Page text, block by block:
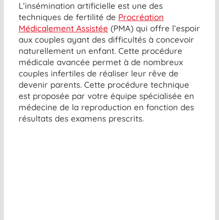
L’insémination artificielle est une des
techniques de fertilité de Procréation
Médicalement Assistée (PMA) qui offre l’espoir
aux couples ayantdes difficultés à concevoir
naturellement un enfant. Cette procédure
médicale avancée permet à de nombreux
couples infertiles de réaliser leur rêve de
devenir parents.Cette procédure technique
est proposée par votre équipe spécialisée en
médecine de la reproduction en fonction des
résultats des examens prescrits.